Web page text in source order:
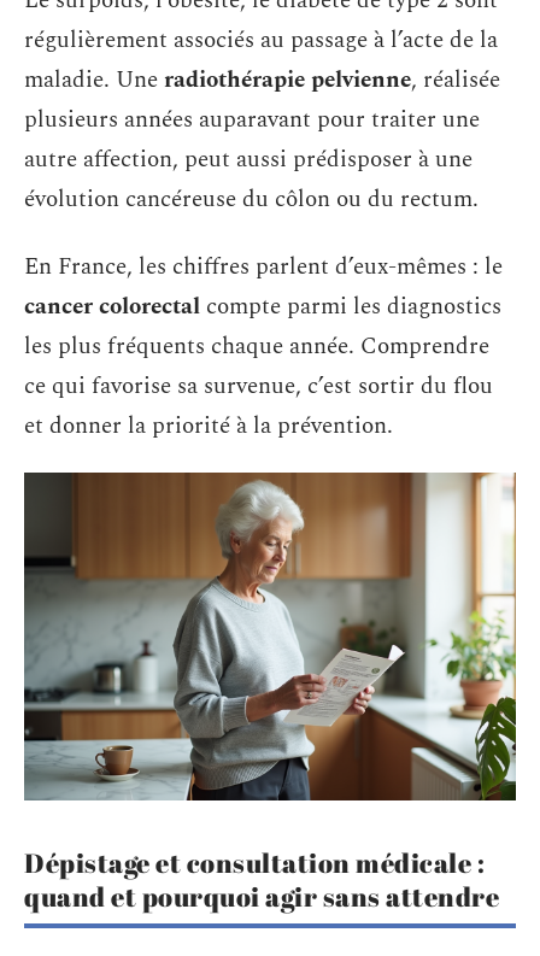
régulièrement associés au passage à l’acte de la
maladie. Uneradiothérapie pelvienne, réalisée
plusieurs années auparavant pour traiter une
autre affection, peut aussi prédisposer à une
évolution cancéreuse du côlon ou du rectum.
En France, les chiffres parlent d’eux-mêmes : le
cancer colorectal compte parmi les diagnostics
les plus fréquents chaque année. Comprendre
ce qui favorise sa survenue, c’est sortir du flou
et donner la priorité à la prévention.
Dépistage et consultation médicale :
quand et pourquoi agir sans attendre